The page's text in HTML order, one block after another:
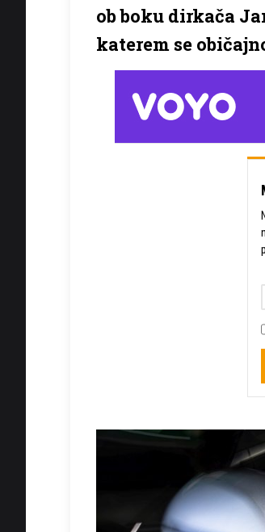
ob boku dirkača
katerem se